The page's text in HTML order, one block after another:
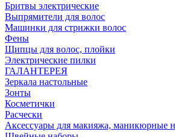
Бритвы электрические
Выпрямители для волос
Машинки для стрижки волос
Фены
Щипцы для волос, плойки
Электрические пилки
ГАЛАНТЕРЕЯ
Зеркала настольные
Зонты
Косметички
Расчески
Аксессуары для макияжа, маникюрные